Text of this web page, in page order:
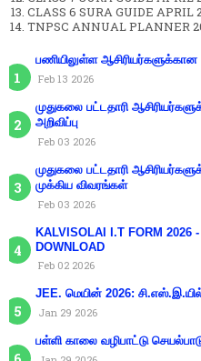
CLASS 6 SURA GUIDE APRIL
TNPSC ANNUAL PLANNER
பணியிலுள்ள ஆசிரியர்களுக்கான
Feb 13 2026
முதுகலை பட்டதாரி
அறிவிப்பு
Feb 03 2026
முதுகலை பட்டதாரி
முக்கிய விவரங்கள்
Feb 03 2026
KALVISOLAI I.T FORM 2026
DOWNLOAD
Feb 02 2026
JEE. மெயின் 2026:
Jan 29 2026
பள்ளி காலை வழிபாட்டு